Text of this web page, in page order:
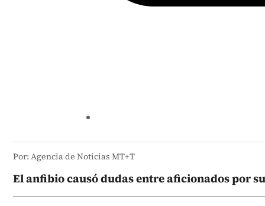
Por: Agencia de Noticias MT+T
El anfibio causó dudas entre aficionados por